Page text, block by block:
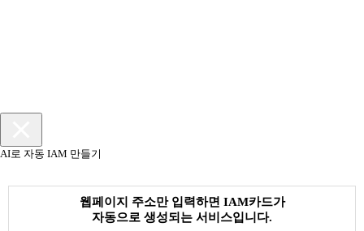
AI로 자동 IAM 만들기
웹페이지 주소만 입력하면 IAM카드가
자동으로 생성되는 서비스입니다.